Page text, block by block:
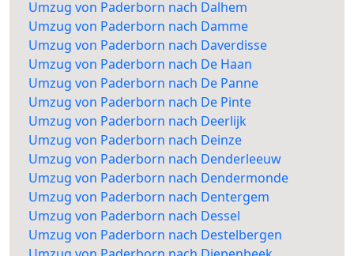
Umzug von Paderborn nach Dalhem
Umzug von Paderborn nach Damme
Umzug von Paderborn nach Daverdisse
Umzug von Paderborn nach De Haan
Umzug von Paderborn nach De Panne
Umzug von Paderborn nach De Pinte
Umzug von Paderborn nach Deerlijk
Umzug von Paderborn nach Deinze
Umzug von Paderborn nach Denderleeuw
Umzug von Paderborn nach Dendermonde
Umzug von Paderborn nach Dentergem
Umzug von Paderborn nach Dessel
Umzug von Paderborn nach Destelbergen